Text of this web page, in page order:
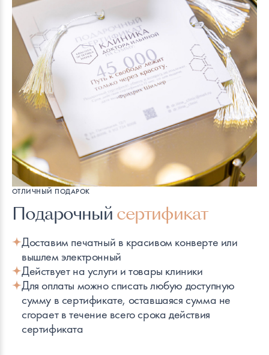
ОТЛИЧНЫЙ ПОДАРОК
Подарочныйсертификат
Доставим печатный в красивом конверте или
вышлем электронный
Действует на услуги и товары клиники
Для оплаты можно списать любую доступную
сумму в сертификате, оставшаяся сумма не
сгорает в течение всего срока действия
сертификата